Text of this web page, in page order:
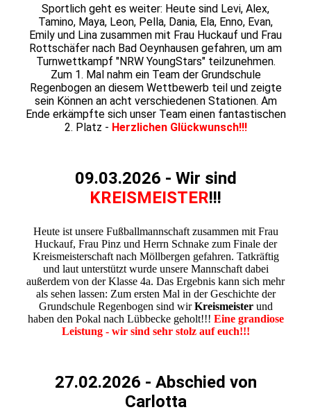
Sportlich geht es weiter: Heute sind Levi, Alex,
Tamino, Maya, Leon, Pella, Dania, Ela, Enno, Evan,
Emily und Lina zusammen mit Frau Huckauf und Frau
Rottschäfer nach Bad Oeynhausen gefahren, um am
Turnwettkampf "NRW YoungStars" teilzunehmen.
Zum 1. Mal nahm ein Team der Grundschule
Regenbogen an diesem Wettbewerb teil und zeigte
sein Können an acht verschiedenen Stationen. Am
Ende erkämpfte sich unser Team einen fantastischen
2. Platz - Herzlichen Glückwunsch!!!
09.03.2026 - Wir sind
KREISMEISTER!!!
Heute ist unsere Fußballmannschaft zusammen mit Frau
Huckauf, Frau Pinz und Herrn Schnake zum Finale der
Kreismeisterschaft nach Möllbergen gefahren. Tatkräftig
und laut unterstützt wurde unsere Mannschaft dabei
außerdem von der Klasse 4a. Das Ergebnis kann sich mehr
als sehen lassen: Zum ersten Mal in der Geschichte der
Grundschule Regenbogen sind wirKreismeister und
haben den Pokal nach Lübbecke geholt!!! Eine grandiose
Leistung - wir sind sehr stolz auf euch!!!
27.02.2026 - Abschied von
Carlotta